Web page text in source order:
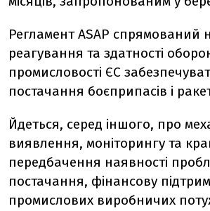
Регламент ASAP спрямований
реагування та здатності
промисловості ЄС
постачання боєприпасів і
Йдеться, серед іншого, про
виявлення, моніторингу та
передбачення наявності
постачання, фінансову
промислових виробничих